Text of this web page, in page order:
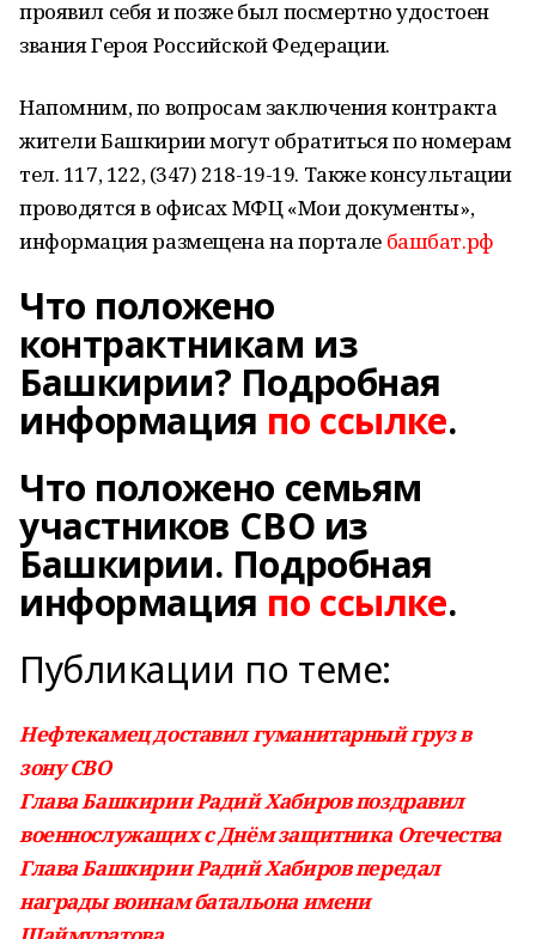
проявил себя и позже был посмертно удостоен
звания Героя Российской Федерации.
Напомним, по вопросам заключения контракта
жители Башкирии могут обратиться по номерам
тел. 117, 122, (347) 218-19-19. Также консультации
проводятся в офисах МФЦ «Мои документы»,
информация размещена на портале башбат.рф
Что положено
контрактникам из
Башкирии? Подробная
информация по ссылке.
Что положено семьям
участников СВО из
Башкирии. Подробная
информация по ссылке.
Публикации по теме:
Нефтекамец доставил гуманитарный груз в
зону СВО
Глава Башкирии Радий Хабиров поздравил
военнослужащих с Днём защитника Отечества
Глава Башкирии Радий Хабиров передал
награды воинам батальона имени